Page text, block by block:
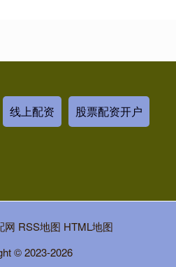
线上配资 股票配资开户
网 RSS地图 HTML地图
© 2023-2026